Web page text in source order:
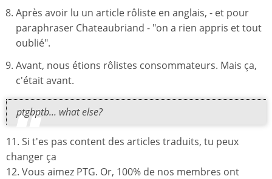
Après avoir lu un article rôliste en anglais, - et pour
paraphraser Chateaubriand - "on a rien appris et tout
oublié".
Avant, nous étions rôlistes consommateurs. Mais ça,
c'était avant.
ptgbptb... what else?
11. Si t'es pas content des articles traduits, tu peux
changer ça
12. Vous aimez PTG. Or, 100% de nos membres ont